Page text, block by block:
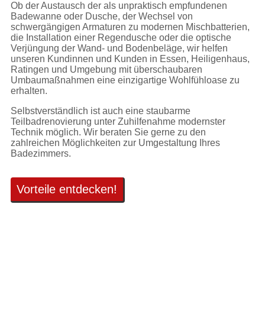
Ob der Austausch der als unpraktisch empfundenen
Badewanne oder Dusche, der Wechsel von
schwergängigen Armaturen zu modernen Mischbatterien,
die Installation einer Regendusche oder die optische
Verjüngung der Wand- und Bodenbeläge, wir helfen
unseren Kundinnen und Kunden in Essen, Heiligenhaus,
Ratingen und Umgebung mit überschaubaren
Umbaumaßnahmen eine einzigartige Wohlfühloase zu
erhalten.
Selbstverständlich ist auch eine staubarme
Teilbadrenovierung unter Zuhilfenahme modernster
Technik möglich. Wir beraten Sie gerne zu den
zahlreichen Möglichkeiten zur Umgestaltung Ihres
Badezimmers.
Vorteile entdecken!